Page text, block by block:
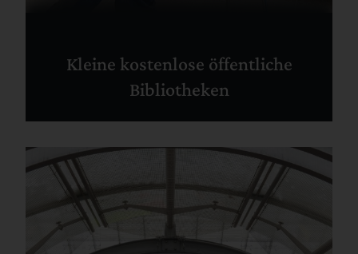
Kleine kostenlose öffentliche
Bibliotheken